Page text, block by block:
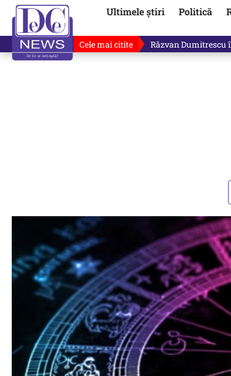
Ultimele știri Politică
Cele mai citite „Dacă facem treaba